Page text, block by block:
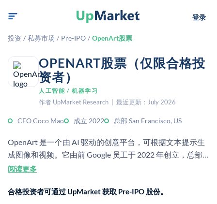
登录
投资 / 私募市场 / Pre-IPO / OpenArt股票
OPENART股票（仅限合格投
资者）
人工智能 / 机器学习
作者 UpMarket Research | 最近更新：July 2026
CEO Coco Mao 成立 2022 总部 San Francisco, US
OpenArt 是一个由 AI 驱动的创意平台，可根据文本提示生
成图像和视频。它由前 Google 员工于 2022 年创立，总部
位于旧金山。该公司表示其服务覆盖数百万创作者，并将自
阅读更多
合格投资者可通过 UpMarket 获取 Pre-IPO 股份。